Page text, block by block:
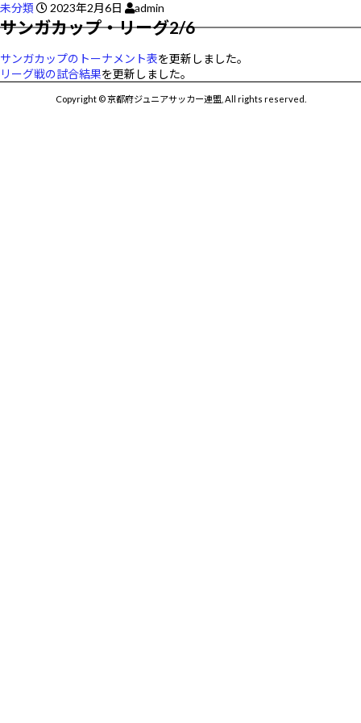
未分類 2023年2月6日 admin
サンガカップ・リーグ2/6
サンガカップのトーナメント表を更新しました。
リーグ戦の試合結果を更新しました。
Copyright © 京都府ジュニアサッカー連盟, All rights reserved.